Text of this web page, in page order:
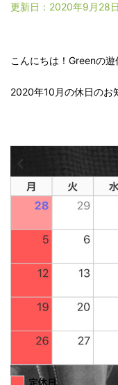
更新日： 2020年9月28日
こんにちは！Greenの遊
2020年10月の休日のお